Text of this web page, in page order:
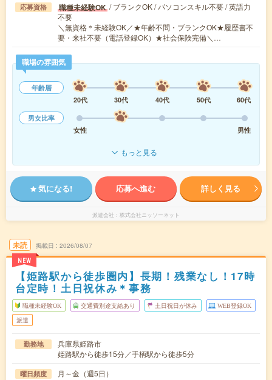
応募資格 職種未経験OK / ブランクOK / パソコンスキル不要 / 英語力
不要
＼無資格＊未経験OK／★年齢不問・ブランクOK★履歴書不
要・来社不要（電話登録OK）★社会保険完備＼…
職場の雰囲気
年齢層
20代
30代 40代 50代
60代
男女比率
女性
男性
もっと見る
気になる! 応募へ進む 詳しく見る
派遣会社 株式会社ニッソーネット
未読
NEW
掲載日 2026/08/07
【姫路駅から徒歩圏内】長期！残業なし！17時
台定時！土日祝休み＊事務
職種未経験OK 交通費別途支給あり 土日祝日が休み WEB登録OK
派遣
勤務地
兵庫県姫路市
姫路駅から徒歩15分／手柄駅から徒歩5分
曜日頻度 月～金（週5日）